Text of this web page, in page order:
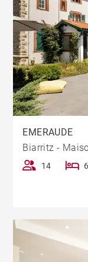
EMERAUDE
Biarritz -
14